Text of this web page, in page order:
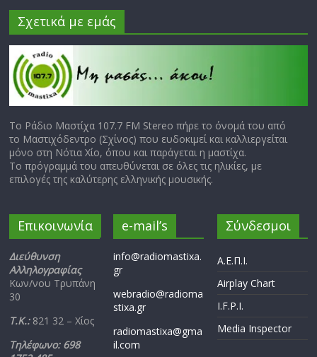
Σχετικά με εμάς
Το Ράδιο Μαστίχα 107.7 FM Stereo πήρε το όνομά του από
το Μαστιχόδεντρο (Σχίνος) που ευδοκιμεί και καλλιεργείται
μόνο στη Νότια Χίο, όπου και παράγεται η μαστίχα.
Το πρόγραμμά του απευθύνεται σε όλες τις ηλικίες, με
επιλογές της καλύτερης ελληνικής μουσικής.
Επικοινωνία
Διεύθυνση
Αλληλογραφίας
Κων/νου Τρυπάνη
30
Τ.Κ.: 821 32 – Χίος
Τηλέφωνο: 698
e-mail’s
info@radiomastixa.
gr
webradio@radioma
stixa.gr
radiomastixa@gma
il.com
Σύνδεσμοι
Α.Ε.Π.Ι.
Airplay Chart
I.F.P.I.
Media Inspector